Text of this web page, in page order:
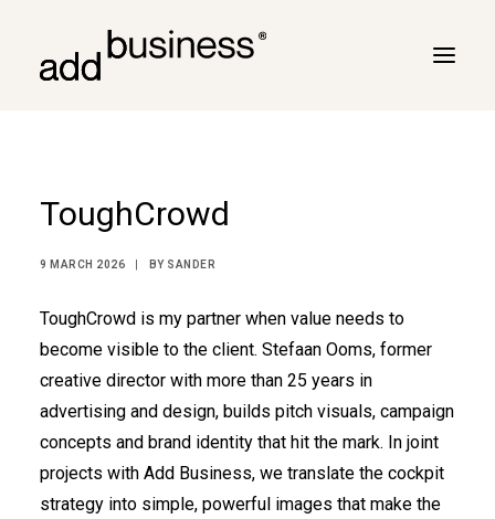
Turbulence
Customers
Marc Neyrinck
Partners
Logbook
ToughCrowd
9 MARCH 2026 BY SANDER
ToughCrowd is my partner when value needs to
become visible to the client. Stefaan Ooms, former
creative director with more than 25 years in
advertising and design, builds pitch visuals, campaign
concepts and brand identity that hit the mark. In joint
projects with Add Business, we translate the cockpit
strategy into simple, powerful images that make the